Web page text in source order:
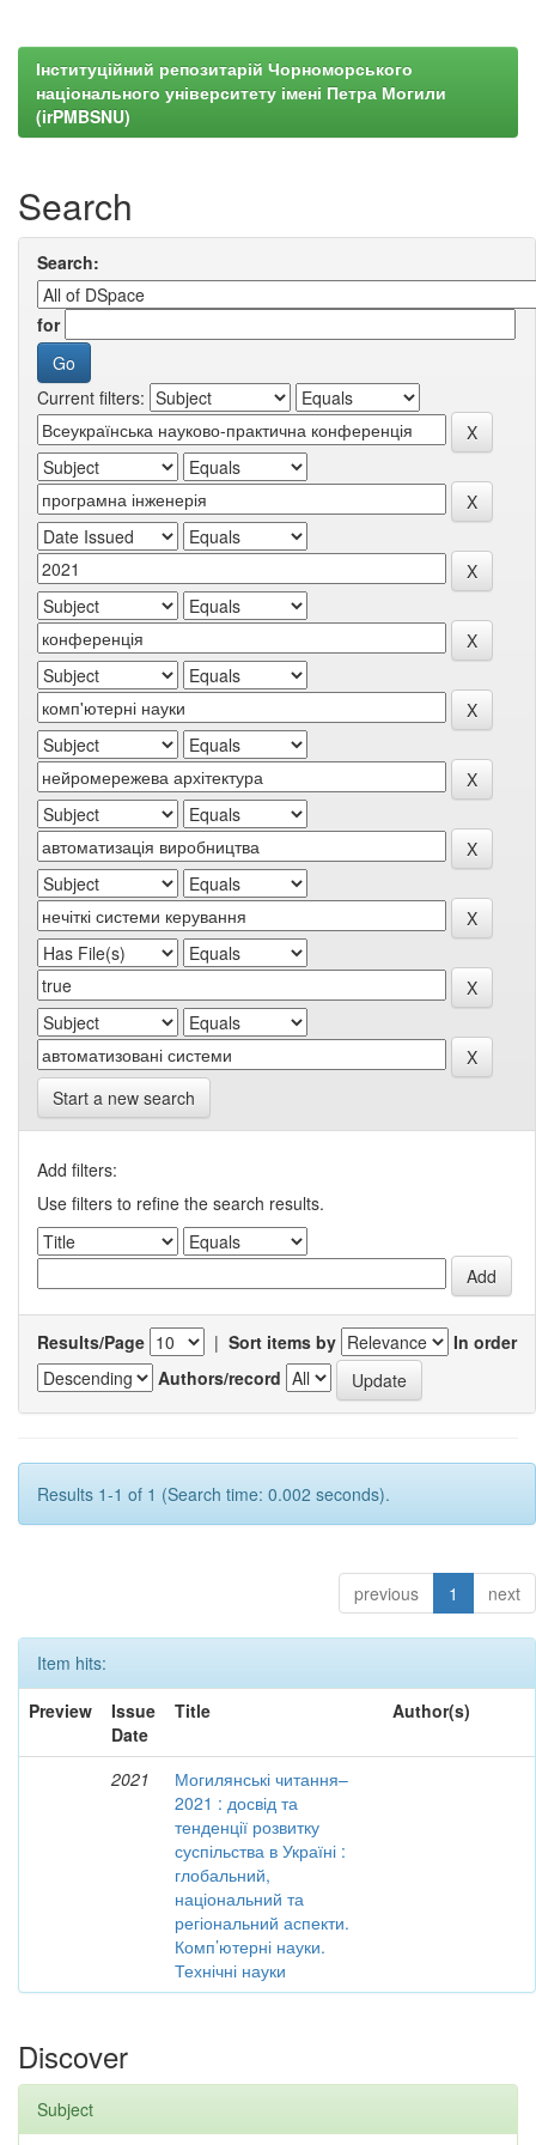
Інституційний репозитарій Чорноморського
національного університету імені Петра Могили
(irPMBSNU)
Search
Search:
for
Current filters:
Start a new search
Add filters:
Use filters to refine the search results.
Results/Page | Sort items by
In order
Authors/record
Results 1-1 of 1 (Search time: 0.002 seconds).
previous 1 next
Item hits:
Preview
Issue
Date
Title Author(s)
2021
Могилянські читання–
2021 : досвід та
тенденції розвитку
суспільства в Україні :
глобальний,
національний та
регіональний аспекти.
Комп’ютерні науки.
Технічні науки
Discover
Subject